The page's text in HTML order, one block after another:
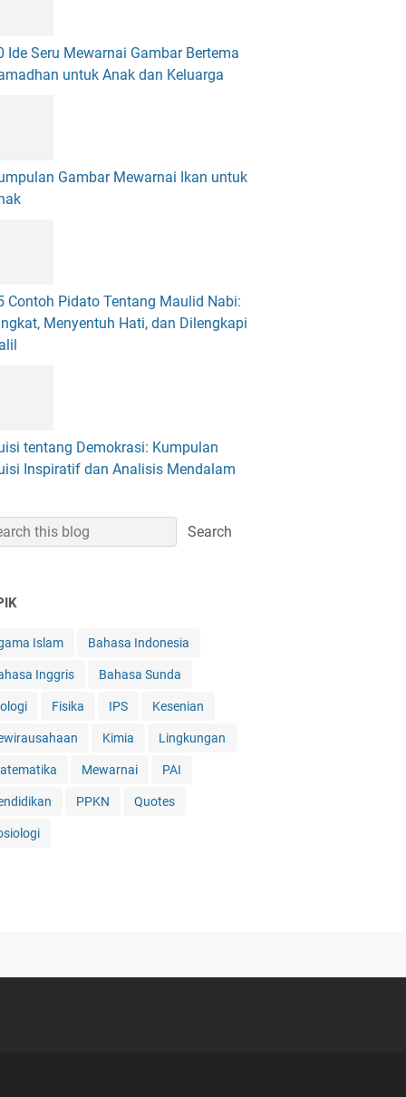
Ide Seru Mewarnai Gambar Bertema
untuk Anak dan Keluarga
Gambar Mewarnai Ikan untuk
Contoh Pidato Tentang Maulid Nabi:
Menyentuh Hati, dan Dilengkapi
tentang Demokrasi: Kumpulan
Inspiratif dan Analisis Mendalam
Islam Bahasa Indonesia
Inggris Bahasa Sunda
Fisika IPS Kesenian
Kimia Lingkungan
Mewarnai PAI
PPKN Quotes